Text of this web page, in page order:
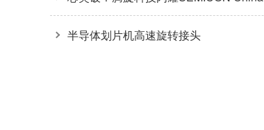
2026
半导体划片机高速旋转接头